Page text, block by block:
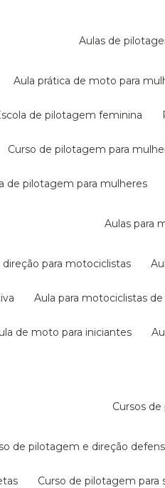
aulas de
aula prática de moto para
escola de pilotagem feminina
curso de pilotagem para
de pilotagem para mulheres
aulas para
direção para motociclistas
aula para motociclistas
aula de moto para iniciantes
cursos
de pilotagem e direção
curso de pilotagem para